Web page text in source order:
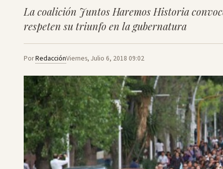
La coalición Juntos Haremos Historia
respeten su triunfo en la gubernatura
PorRedacciónViernes, Julio 6, 2018 09:02